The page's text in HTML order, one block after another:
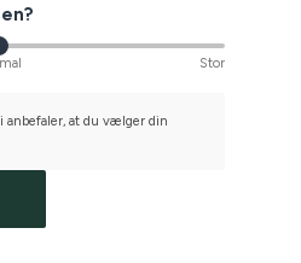
Stor
anbefaler, at du vælger din